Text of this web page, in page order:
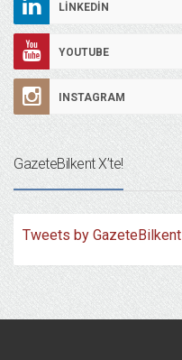
LINKEDIN
YOUTUBE
INSTAGRAM
GazeteBilkent X’te!
Tweets by GazeteBilkent